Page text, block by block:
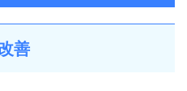
善